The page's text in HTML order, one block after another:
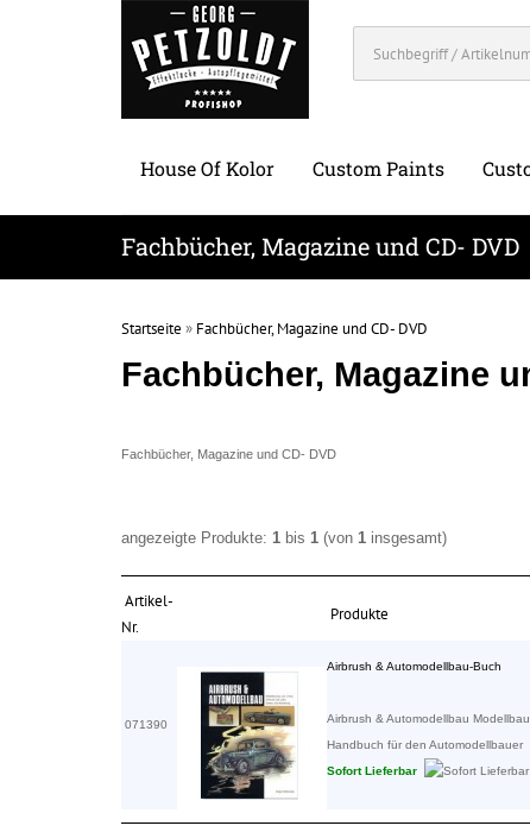
House Of Kolor Custom Paints
Fachbücher, Magazine und CD- DVD
Startseite » Fachbücher, Magazine und CD- DVD
Fachbücher, Magazine
Fachbücher, Magazine und CD- DVD
angezeigte Produkte: 1 bis 1 (von 1 insgesamt)
Artikel-
Nr.
Produkte
071390
Airbrush & Automodellbau-Buch
Airbrush & Automodellbau
Handbuch für den Automodellbauer
Sofort Lieferbar